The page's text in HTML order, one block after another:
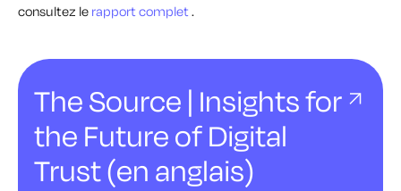
consultez le rapport complet.
The Source | Insights for
the Future of Digital
Trust (en anglais)